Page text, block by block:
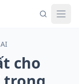
cho